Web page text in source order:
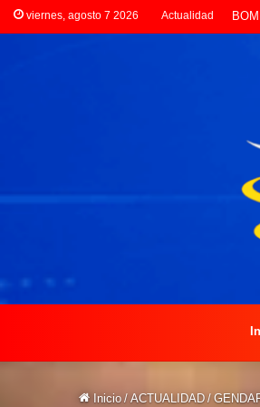
viernes, agosto 7 2026 Actualidad LA
Inicio / ACTUALIDAD /